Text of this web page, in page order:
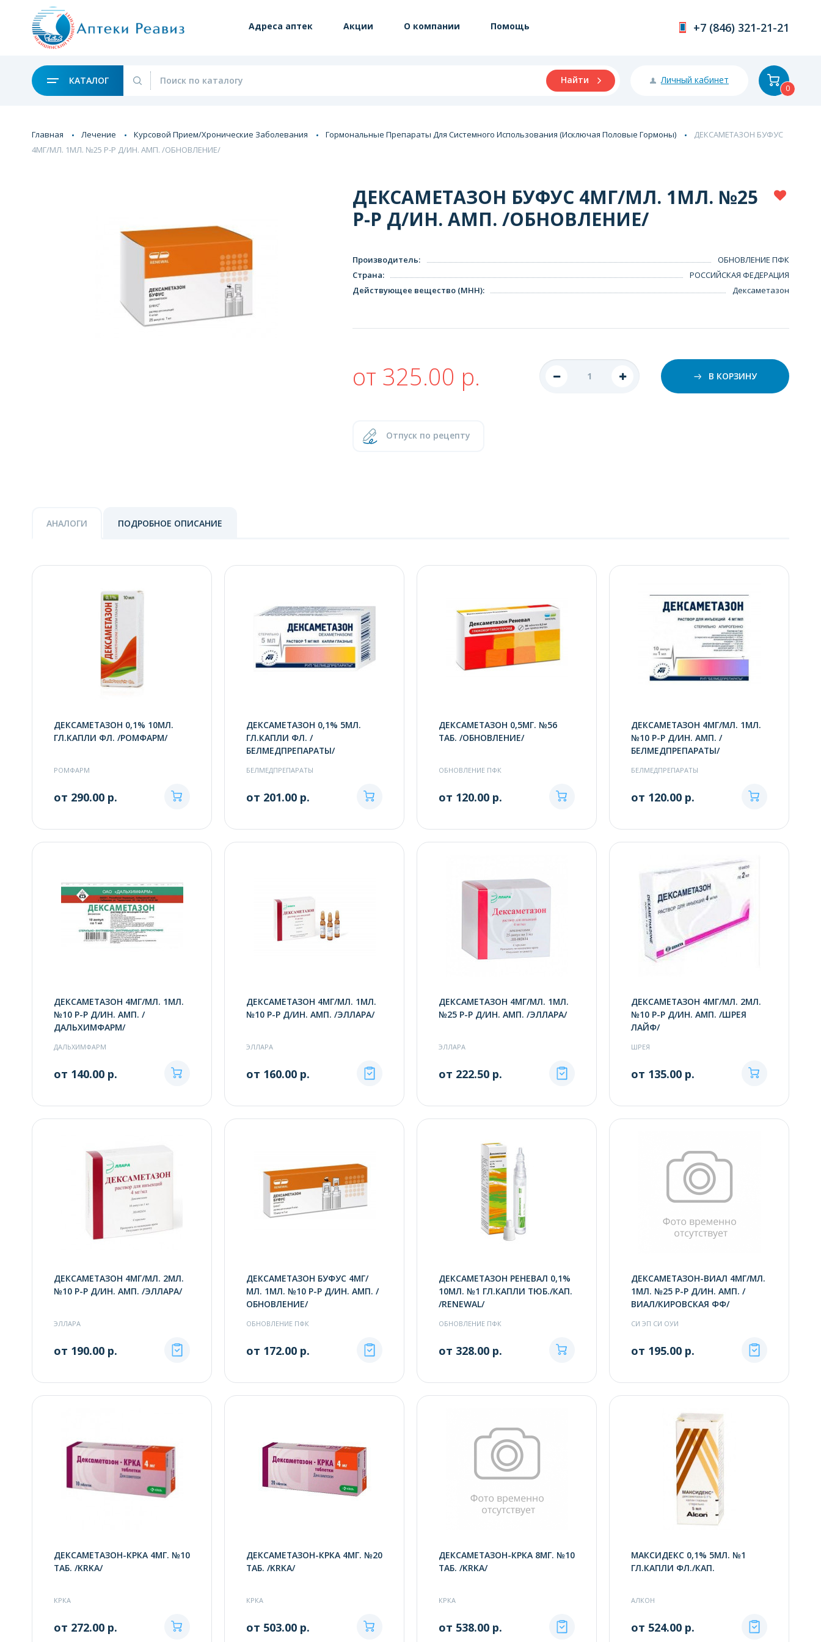
Адреса аптек Акции О компании Помощь +7 (846) 321-21-21
КАТАЛОГ Найти Личный кабинет
0
Главная Лечение Курсовой Прием/Хронические Заболевания Гормональные Препараты Для Системного Использования (Исключая Половые Гормоны)
ДЕКСАМЕТАЗОН БУФУС
4МГ/МЛ. 1МЛ. №25 Р-Р Д/ИН. АМП. /ОБНОВЛЕНИЕ/
ДЕКСАМЕТАЗОН БУФУС 4МГ/МЛ. 1МЛ. №25
Р-Р Д/ИН. АМП. /ОБНОВЛЕНИЕ/
Производитель:
ОБНОВЛЕНИЕ ПФК
Страна:
РОССИЙСКАЯ ФЕДЕРАЦИЯ
Действующее вещество (МНН): Дексаметазон
от 325.00 р. В КОРЗИНУ
Отпуск по рецепту
АНАЛОГИ ПОДРОБНОЕ ОПИСАНИЕ
ДЕКСАМЕТАЗОН 0,1% 10МЛ.
ГЛ.КАПЛИ ФЛ. /РОМФАРМ/
РОМФАРМ
от 290.00 р.
ДЕКСАМЕТАЗОН 0,1% 5МЛ.
ГЛ.КАПЛИ ФЛ. /
БЕЛМЕДПРЕПАРАТЫ/
БЕЛМЕДПРЕПАРАТЫ
от 201.00 р.
ДЕКСАМЕТАЗОН 0,5МГ. №56
ТАБ. /ОБНОВЛЕНИЕ/
ОБНОВЛЕНИЕ ПФК
от 120.00 р.
ДЕКСАМЕТАЗОН 4МГ/МЛ. 1МЛ.
№10 Р-Р Д/ИН. АМП. /
БЕЛМЕДПРЕПАРАТЫ/
БЕЛМЕДПРЕПАРАТЫ
от 120.00 р.
ДЕКСАМЕТАЗОН 4МГ/МЛ. 1МЛ.
№10 Р-Р Д/ИН. АМП. /
ДАЛЬХИМФАРМ/
ДАЛЬХИМФАРМ
от 140.00 р.
ДЕКСАМЕТАЗОН 4МГ/МЛ. 1МЛ.
№10 Р-Р Д/ИН. АМП. /ЭЛЛАРА/
ЭЛЛАРА
от 160.00 р.
ДЕКСАМЕТАЗОН 4МГ/МЛ. 1МЛ.
№25 Р-Р Д/ИН. АМП. /ЭЛЛАРА/
ЭЛЛАРА
от 222.50 р.
ДЕКСАМЕТАЗОН 4МГ/МЛ. 2МЛ.
№10 Р-Р Д/ИН. АМП. /ШРЕЯ
ЛАЙФ/
ШРЕЯ
от 135.00 р.
ДЕКСАМЕТАЗОН 4МГ/МЛ. 2МЛ.
№10 Р-Р Д/ИН. АМП. /ЭЛЛАРА/
ЭЛЛАРА
от 190.00 р.
ДЕКСАМЕТАЗОН БУФУС 4МГ/
МЛ. 1МЛ. №10 Р-Р Д/ИН. АМП. /
ОБНОВЛЕНИЕ/
ОБНОВЛЕНИЕ ПФК
от 172.00 р.
ДЕКСАМЕТАЗОН РЕНЕВАЛ 0,1%
10МЛ. №1 ГЛ.КАПЛИ ТЮБ./КАП.
/RENEWAL/
ОБНОВЛЕНИЕ ПФК
от 328.00 р.
ДЕКСАМЕТАЗОН-ВИАЛ 4МГ/МЛ.
1МЛ. №25 Р-Р Д/ИН. АМП. /
ВИАЛ/КИРОВСКАЯ ФФ/
СИ ЭП СИ ОУИ
от 195.00 р.
ДЕКСАМЕТАЗОН-КРКА 4МГ. №10
ТАБ. /KRKA/
КРКА
от 272.00 р.
ДЕКСАМЕТАЗОН-КРКА 4МГ. №20
ТАБ. /KRKA/
КРКА
от 503.00 р.
ДЕКСАМЕТАЗОН-КРКА 8МГ. №10
ТАБ. /KRKA/
КРКА
от 538.00 р.
МАКСИДЕКС 0,1% 5МЛ. №1
ГЛ.КАПЛИ ФЛ./КАП.
АЛКОН
от 524.00 р.